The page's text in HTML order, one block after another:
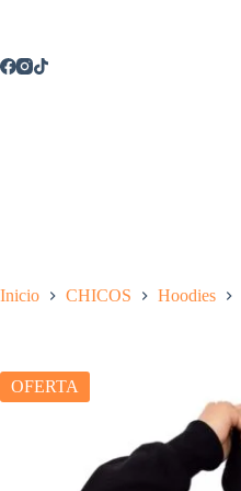
Inicio CHICOS Hoodies
OFERTA